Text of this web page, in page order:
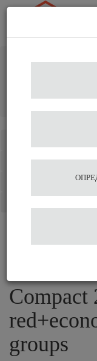
Избранное
Compact
groups